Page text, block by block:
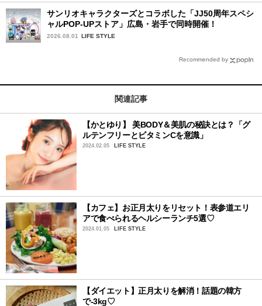
サンリオキャラクターズとコラボした「JJ50周年スペシ
ャルPOP-UPストア」広島・岩手で同時開催！
2026.08.01 LIFE STYLE
Recommended by
関連記事
【かとゆり】 美BODY＆美肌の秘訣とは？「グ
ルテンフリーとビタミンCを意識」
2024.02.05 LIFE STYLE
【カフェ】お正月太りをリセット！表参道エリ
アで食べられるヘルシーランチ5選♡
2024.01.05 LIFE STYLE
【ダイエット】正月太りを解消！話題の韓方
で-3kg♡